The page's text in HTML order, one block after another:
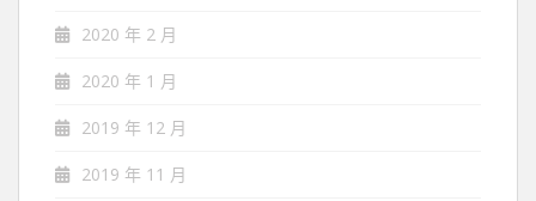
2020 年 2 月
2020 年 1 月
2019 年 12 月
2019 年 11 月